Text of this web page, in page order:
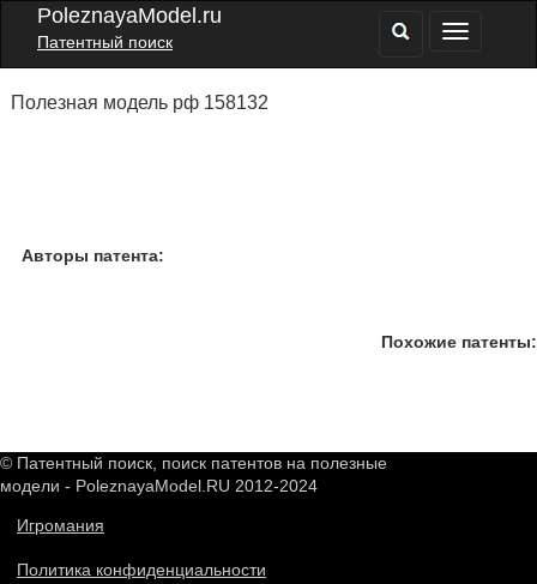
PoleznayaModel.ru
Патентный поиск
Полезная модель рф 158132
Авторы патента:
Похожие патенты:
© Патентный поиск, поиск патентов на полезные
модели - PoleznayaModel.RU 2012-2024
Игромания
Политика конфиденциальности